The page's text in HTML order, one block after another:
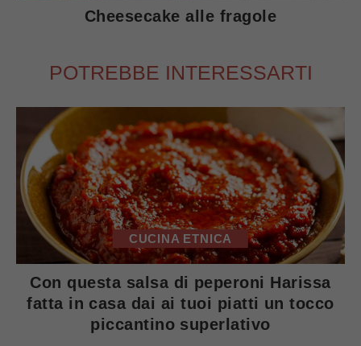
Cheesecake alle fragole
POTREBBE INTERESSARTI
CUCINA ETNICA
Con questa salsa di peperoni Harissa
fatta in casa dai ai tuoi piatti un tocco
piccantino superlativo